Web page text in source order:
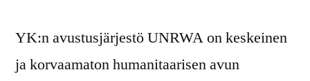
YK:n avustusjärjestö UNRWA on keskeinen
ja korvaamaton humanitaarisen avun